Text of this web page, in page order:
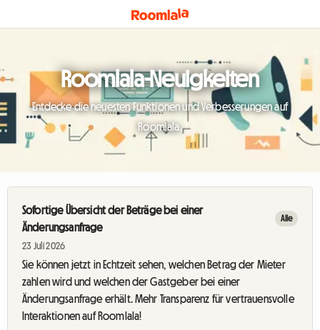
Roomlala-Neuigkeiten
Entdecke die neuesten Funktionen und Verbesserungen auf
Roomlala.
Sofortige Übersicht der Beträge bei einer
Änderungsanfrage
Alle
23 Juli 2026
Sie können jetzt in Echtzeit sehen, welchen Betrag der Mieter
zahlen wird und welchen der Gastgeber bei einer
Änderungsanfrage erhält. Mehr Transparenz für vertrauensvolle
Interaktionen auf Roomlala!